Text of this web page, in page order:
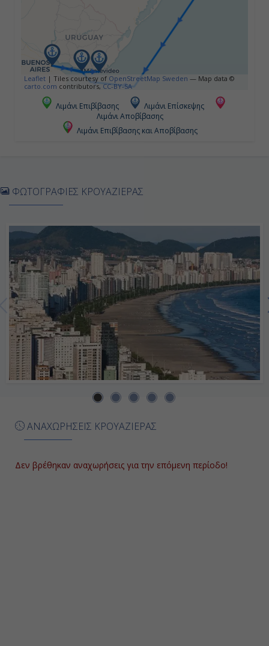
Μπουένος Άϊρες, Αργεντινή
09:00
Πούντα, Ουρουγουάη
19:00
Ημέρα 7η
Εν Πλω
-
-
18:00
Leaflet | Tiles courtesy of OpenStreetMap Sweden — Map data ©
carto.com contributors,CC-BY-SA
Λιμάνι Επιβίβασης
Λιμάνι Επίσκεψης
Λιμάνι Αποβίβασης
Λιμάνι Επιβίβασης και Αποβίβασης
ΑΝΑΧΩΡΗΣΕΙΣ ΚΡΟΥΑΖΙΕΡΑΣ
Δεν βρέθηκαν αναχωρήσεις για την επόμενη περίοδο!
ΦΩΤΟΓΡΑΦΙΕΣ ΚΡΟΥΑΖΙΕΡΑΣ